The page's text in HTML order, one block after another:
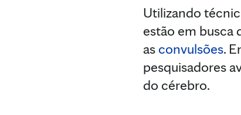
Utilizando
estão em busca
as convulsões.
pesquisadores
do cérebro.